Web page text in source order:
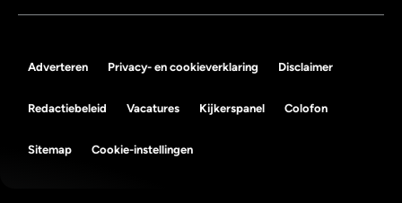
Adverteren Privacy- en cookieverklaring Disclaimer
Redactiebeleid Vacatures Kijkerspanel Colofon
Sitemap Cookie-instellingen